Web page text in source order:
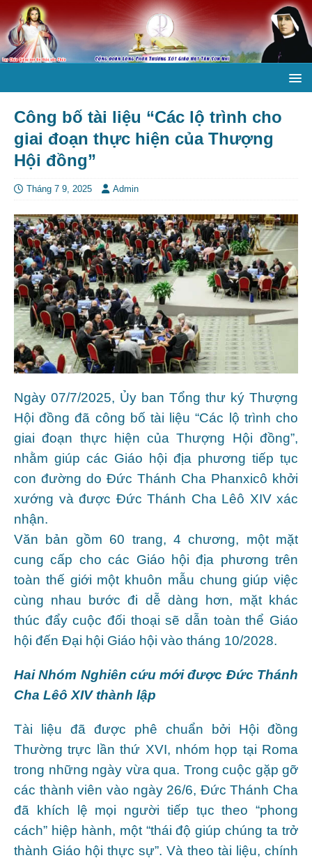
Công bố tài liệu “Các lộ trình cho
giai đoạn thực hiện của Thượng
Hội đồng”
Tháng 7 9, 2025 Admin
Ngày 07/7/2025, Ủy ban Tổng thư ký Thượng
Hội đồng đã công bố tài liệu “Các lộ trình cho
giai đoạn thực hiện của Thượng Hội đồng”,
nhằm giúp các Giáo hội địa phương tiếp tục
con đường do Đức Thánh Cha Phanxicô khởi
xướng và được Đức Thánh Cha Lêô XIV xác
nhận.
Văn bản gồm 60 trang, 4 chương, một mặt
cung cấp cho các Giáo hội địa phương trên
toàn thế giới một khuôn mẫu chung giúp việc
cùng nhau bước đi dễ dàng hơn, mặt khác
thúc đẩy cuộc đối thoại sẽ dẫn toàn thể Giáo
hội đến Đại hội Giáo hội vào tháng 10/2028.
Hai Nhóm Nghiên cứu mới được Đức Thánh
Cha Lêô XIV thành lập
Tài liệu đã được phê chuẩn bởi Hội đồng
Thường trực lần thứ XVI, nhóm họp tại Roma
trong những ngày vừa qua. Trong cuộc gặp gỡ
các thành viên vào ngày 26/6, Đức Thánh Cha
đã khích lệ mọi người tiếp tục theo “phong
cách” hiệp hành, một “thái độ giúp chúng ta trở
thành Giáo hội thực sự”. Và theo tài liệu, chính